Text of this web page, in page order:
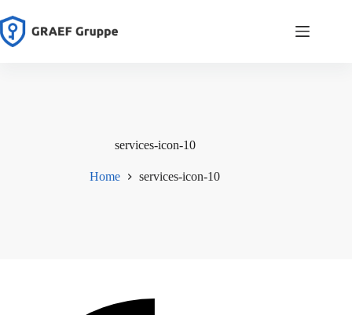
Inhalt
springen
services-icon-10
Home services-icon-10